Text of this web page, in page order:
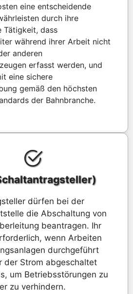
eine entscheidende
durch ihre
Tätigkeit, dass
während ihrer Arbeit nicht
anderen
erfasst werden, und
eine sichere
gemäß den höchsten
der Bahnbranche.
dürfen bei der
die Abschaltung von
beantragen. Ihr
wenn Arbeiten
durchgeführt
der Strom abgeschaltet
um Betriebsstörungen zu
zu verhindern.